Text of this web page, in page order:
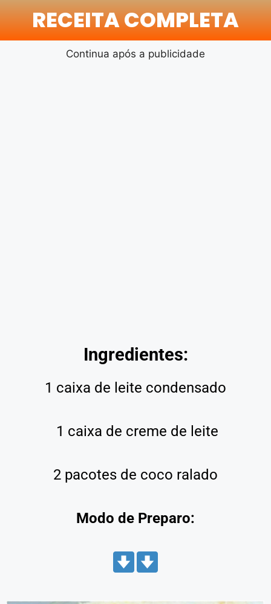
RECEITA COMPLETA
Continua após a publicidade
Ingredientes:
1 caixa de leite condensado
1 caixa de creme de leite
2 pacotes de coco ralado
Modo de Preparo: